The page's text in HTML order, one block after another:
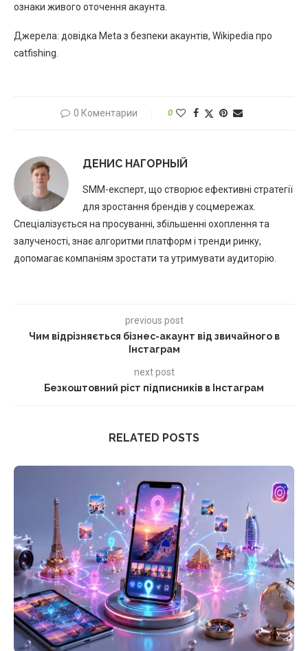
ознаки живого оточення акаунта.
Джерела: довідка Meta з безпеки акаунтів, Wikipedia про
catfishing.
0 Коментарии 0
ДЕНИС НАГОРНЫЙ
SMM-експерт, що створює ефективні стратегії
для зростання брендів у соцмережах.
Спеціалізується на просуванні, збільшенні охоплення та
залученості, знає алгоритми платформ і тренди ринку,
допомагає компаніям зростати та утримувати аудиторію.
previous post
Чим відрізняється бізнес-акаунт від звичайного в
Інстаграм
next post
Безкоштовний ріст підписників в Інстаграм
RELATED POSTS